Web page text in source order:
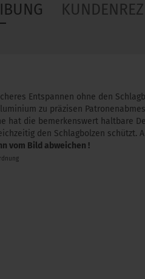
Entspannen ohne den
zu präzisen
hat die bemerkenswert haltbare
den Schlagbolzen schützt.
vom Bild abweichen !